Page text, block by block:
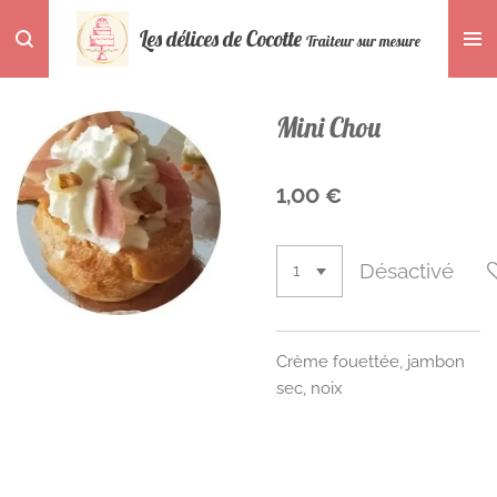
au
contenu
Les délices de CocotteTraiteur sur mesure
Mini Chou
1,00 €
Désactivé
Crème fouettée, jambon
sec, noix